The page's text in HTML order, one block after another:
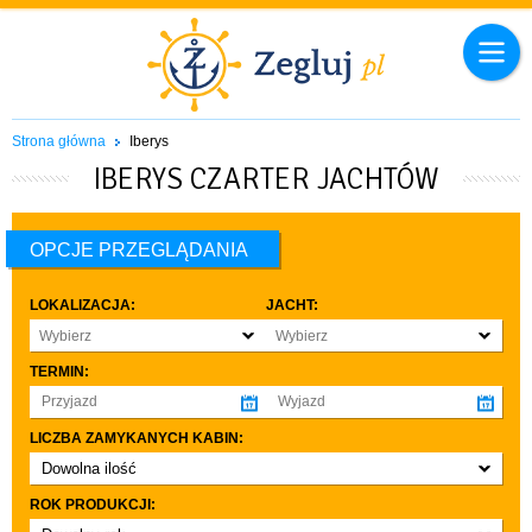
Strona główna Iberys
IBERYS CZARTER JACHTÓW
OPCJE PRZEGLĄDANIA
LOKALIZACJA:
Wybierz
JACHT:
Wybierz
TERMIN:
LICZBA ZAMYKANYCH KABIN:
Dowolna ilość
co najmniej 1
co najmniej 2
ROK PRODUKCJI: